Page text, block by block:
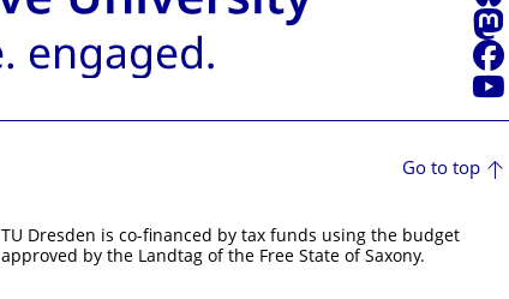
Go to top
TU Dresden is co-financed by tax funds using the budget
approved by the Landtag of the Free State of Saxony.